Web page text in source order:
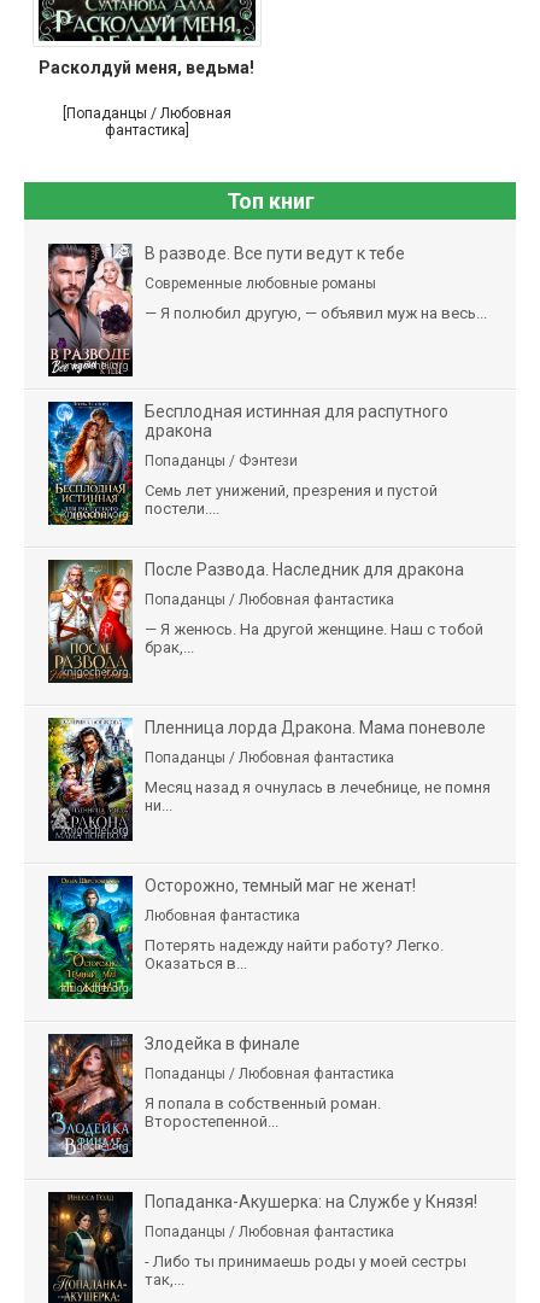
Расколдуй меня, ведьма!
[Попаданцы / Любовная
фантастика]
Топ книг
В разводе. Все пути ведут к тебе
Современные любовные романы
— Я полюбил другую, — объявил муж на весь...
Бесплодная истинная для распутного
дракона
Попаданцы / Фэнтези
Семь лет унижений, презрения и пустой
постели....
После Развода. Наследник для дракона
Попаданцы / Любовная фантастика
— Я женюсь. На другой женщине. Наш с тобой
брак,...
Пленница лорда Дракона. Мама поневоле
Попаданцы / Любовная фантастика
Месяц назад я очнулась в лечебнице, не помня
ни...
Осторожно, темный маг не женат!
Любовная фантастика
Потерять надежду найти работу? Легко.
Оказаться в...
Злодейка в финале
Попаданцы / Любовная фантастика
Я попала в собственный роман.
Второстепенной...
Попаданка-Акушерка: на Службе у Князя!
Попаданцы / Любовная фантастика
- Либо ты принимаешь роды у моей сестры
так,...